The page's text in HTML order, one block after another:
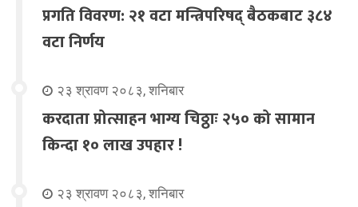
प्रगति विवरण: २१ वटा मन्त्रिपरिषद् बैठकबाट ३८४
वटा निर्णय
२३ श्रावण २०८३, शनिबार
करदाता प्रोत्साहन भाग्य चिठ्ठाः २५० को सामान
किन्दा १० लाख उपहार !
२३ श्रावण २०८३, शनिबार